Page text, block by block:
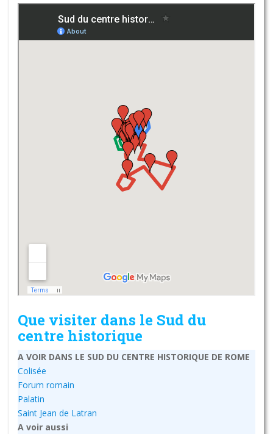
Que visiter dans le Sud du
centre historique
A VOIR DANS LE SUD DU CENTRE HISTORIQUE DE ROME
Colisée
Forum romain
Palatin
Saint Jean de Latran
A voir aussi